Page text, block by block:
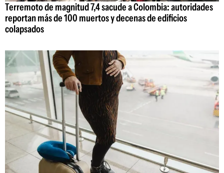
Terremoto de magnitud 7,4 sacude a Colombia: autoridades
reportan más de 100 muertos y decenas de edificios
colapsados